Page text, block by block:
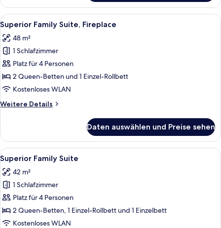
(King
Cabin
Suite)
Alle
Fotos
für
Superior
Family
Suite,
Fireplace
Ein modernes Hotelzimmer mit Bett,
4
Superior Family Suite, Fireplace
48 m²
1 Schlafzimmer
Platz für 4 Personen
2 Queen-Betten und 1 Einzel-Rollbett
Kostenloses WLAN
Weitere Details
Weitere
Family
Suite,
Fireplace
Daten auswählen und Preise sehen
Alle
Fotos
für
Superior
Family
Suite
anzeigen
Ein Schlafzimmer mit zwei Betten,
4
Superior Family Suite
42 m²
1 Schlafzimmer
Platz für 4 Personen
2 Queen-Betten, 1 Einzel-Rollbett und 1 Einzelbett
Kostenloses WLAN